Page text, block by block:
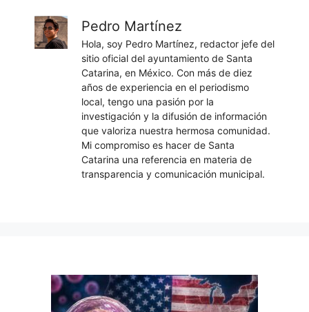
Pedro Martínez
Hola, soy Pedro Martínez, redactor jefe del
sitio oficial del ayuntamiento de Santa
Catarina, en México. Con más de diez
años de experiencia en el periodismo
local, tengo una pasión por la
investigación y la difusión de información
que valoriza nuestra hermosa comunidad.
Mi compromiso es hacer de Santa
Catarina una referencia en materia de
transparencia y comunicación municipal.